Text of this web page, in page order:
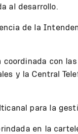
al desarrollo.
de la
con
y la Central
para la
en la